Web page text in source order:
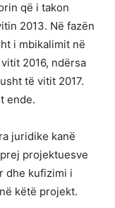
që i takon
2013. Në fazën
i mbikalimit në
2016, ndërsa
të vitit 2017.
ende.
juridike kanë
projektuesve
dhe kufizimi i
këtë projekt.